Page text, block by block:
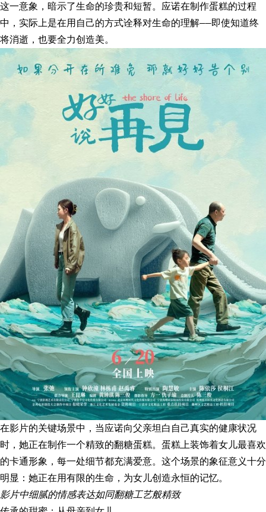
这一意象，暗示了生命的珍贵和短暂。应诺在制作蛋糕的过程
中，实际上是在用自己的方式诠释对生命的理解——即使知道终
将消逝，也要全力创造美。
在影片的关键场景中，当应诺向父亲坦白自己真实的健康状况
时，她正在制作一个精致的翻糖蛋糕。蛋糕上装饰着女儿最喜欢
的卡通形象，每一处细节都充满爱意。这个场景的象征意义十分
明显：她正在用有限的生命，为女儿创造永恒的记忆。
影片中细腻的情感表达如同翻糖工艺般精致